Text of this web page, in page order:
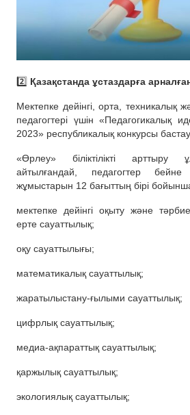
2️⃣ Қазақстанда ұстаздарға
Мектепке дейінгі, орта, техникалық
педагогтері үшін «Педагогикалық
2023» республикалық конкурсы
«Өрлеу» біліктілікті арттыру
айтылғандай, педагогтер бейне
жұмыстарын 12 бағыттың бірі
мектепке дейінгі оқыту және
ерте сауаттылық;
оқу сауаттылығы;
математикалық сауаттылық;
жаратылыстану-ғылыми сауаттылық;
цифрлық сауаттылық;
медиа-ақпараттық сауаттылық;
қаржылық сауаттылық;
экологиялық сауаттылық;